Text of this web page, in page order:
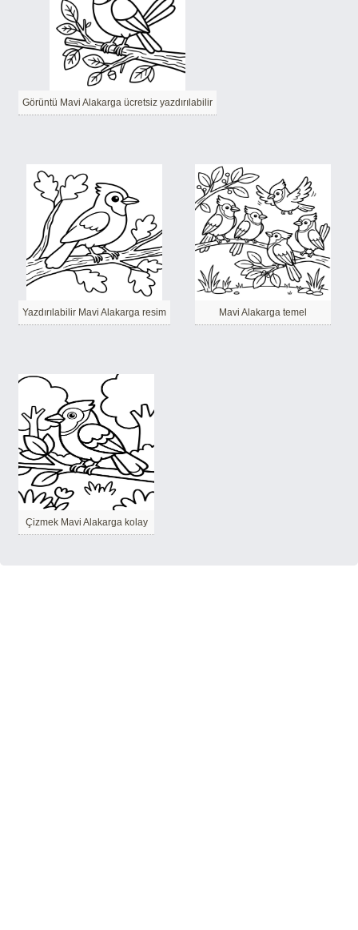
Görüntü Mavi Alakarga ücretsiz yazdırılabilir
Yazdırılabilir Mavi Alakarga resim Mavi Alakarga temel
Çizmek Mavi Alakarga kolay